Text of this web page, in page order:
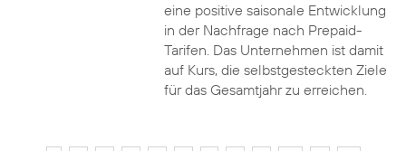
eine positive saisonale Entwicklung
in der Nachfrage nach Prepaid-
Tarifen. Das Unternehmen ist damit
auf Kurs, die selbstgesteckten Ziele
für das Gesamtjahr zu erreichen.